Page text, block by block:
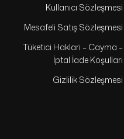
Kullanıcı Sözleşmesi
Mesafeli Satış Sözleşmesi
Tüketici Haklari – Cayma –
İptal İade Koşullari
Gizlilik Sözleşmesi